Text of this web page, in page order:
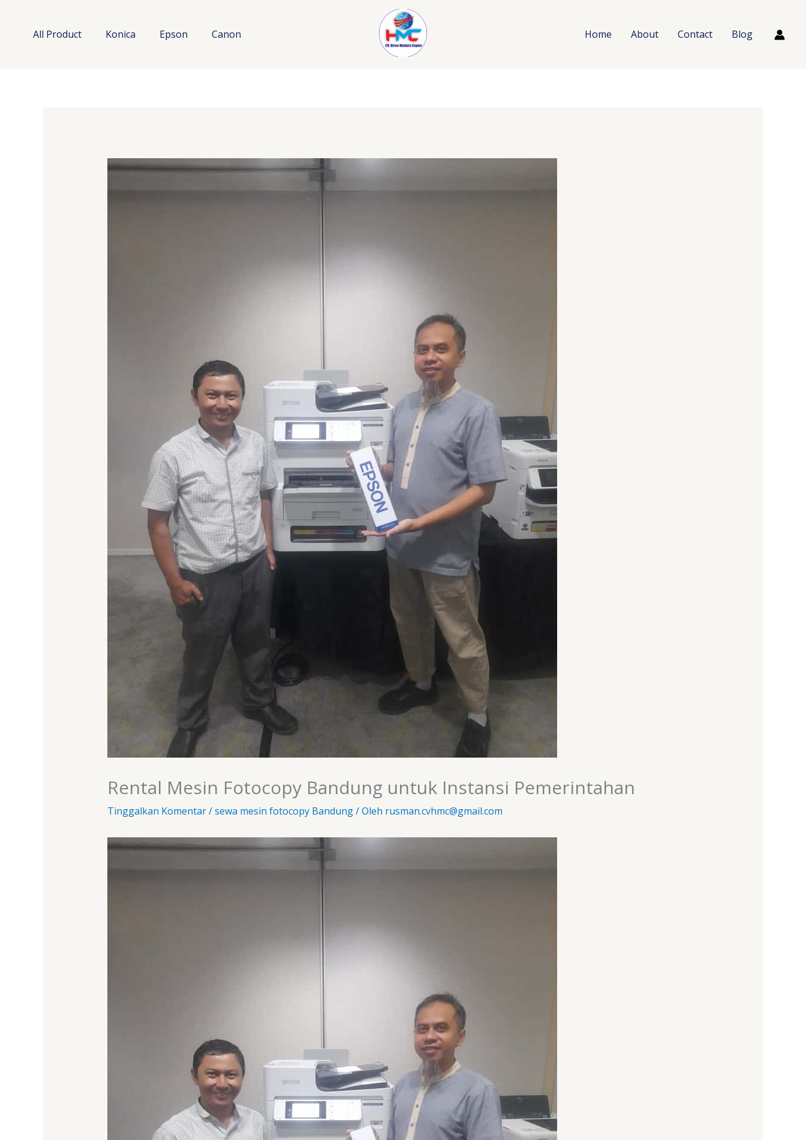
All Product Konica Epson Canon Home About Contact Blog
Rental Mesin Fotocopy Bandung untuk Instansi Pemerintahan
Tinggalkan Komentar/sewa mesin fotocopy Bandung/ Oleh rusman.cvhmc@gmail.com